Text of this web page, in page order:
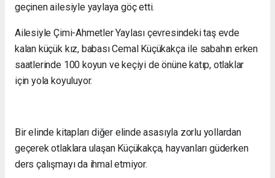
geçinen ailesiyle yaylaya göç etti.
Ailesiyle Çimi-Ahmetler Yaylası çevresindeki taş evde
kalan küçük kız, babası Cemal Küçükakça ile sabahın erken
saatlerinde 100 koyun ve keçiyi de önüne katıp, otlaklar
için yola koyuluyor.
Bir elinde kitapları diğer elinde asasıyla zorlu yollardan
geçerek otlaklara ulaşan Küçükakça, hayvanları güderken
ders çalışmayı da ihmal etmiyor.